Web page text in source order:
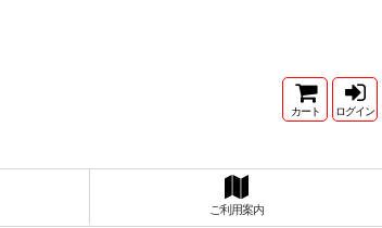
カート ログイン
ご利用案内